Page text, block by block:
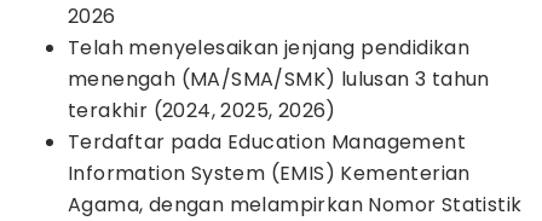
2026
Telah menyelesaikan jenjang pendidikan
menengah (MA/SMA/SMK) lulusan 3 tahun
terakhir (2024, 2025, 2026)
Terdaftar pada Education Management
Information System (EMIS) Kementerian
Agama, dengan melampirkan Nomor Statistik